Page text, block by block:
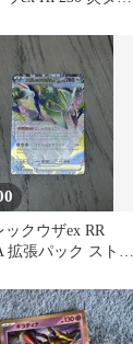
ックウザex RR
拡張パック ストー